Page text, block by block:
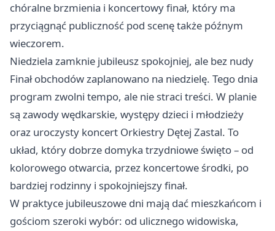
chóralne brzmienia i koncertowy finał, który ma
przyciągnąć publiczność pod scenę także późnym
wieczorem.
Niedziela zamknie jubileusz spokojniej, ale bez nudy
Finał obchodów zaplanowano na niedzielę. Tego dnia
program zwolni tempo, ale nie straci treści. W planie
są zawody wędkarskie, występy dzieci i młodzieży
oraz uroczysty koncert Orkiestry Dętej Zastal. To
układ, który dobrze domyka trzydniowe święto – od
kolorowego otwarcia, przez koncertowe środki, po
bardziej rodzinny i spokojniejszy finał.
W praktyce jubileuszowe dni mają dać mieszkańcom i
gościom szeroki wybór: od ulicznego widowiska,